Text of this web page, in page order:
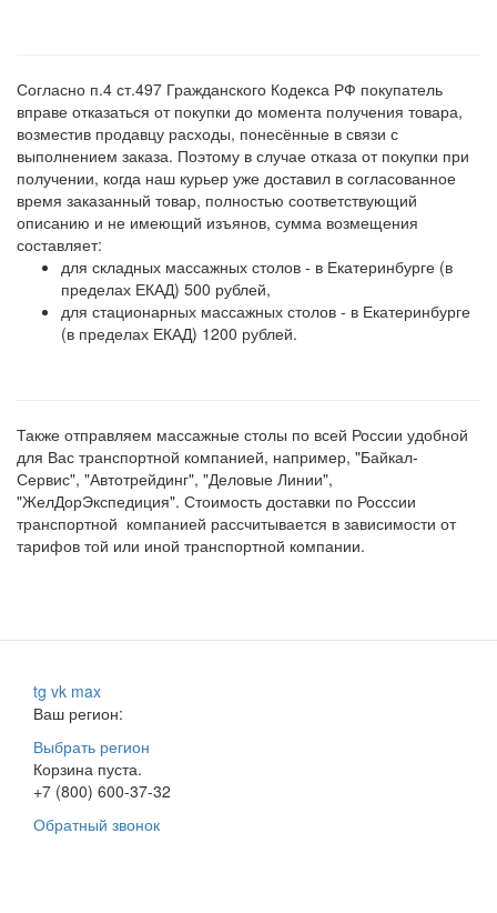
Согласно п.4 ст.497 Гражданского Кодекса РФ покупатель
вправе отказаться от покупки до момента получения товара,
возместив продавцу расходы, понесённые в связи с
выполнением заказа. Поэтому в случае отказа от покупки при
получении, когда наш курьер уже доставил в согласованное
время заказанный товар, полностью соответствующий
описанию и не имеющий изъянов, сумма возмещения
составляет:
для складных массажных столов - в Екатеринбурге (в
пределах ЕКАД) 500 рублей,
для стационарных массажных столов - в Екатеринбурге
(в пределах ЕКАД) 1200 рублей.
Также отправляем массажные столы по всей России удобной
для Вас транспортной компанией, например, "Байкал-
Сервис", "Автотрейдинг", "Деловые Линии",
"ЖелДорЭкспедиция". Стоимость доставки по Росссии
транспортной компанией рассчитывается в зависимости от
тарифов той или иной транспортной компании.
tg vk max
Ваш регион:
Выбрать регион
Корзина пуста.
+7 (800) 600-37-32
Обратный звонок